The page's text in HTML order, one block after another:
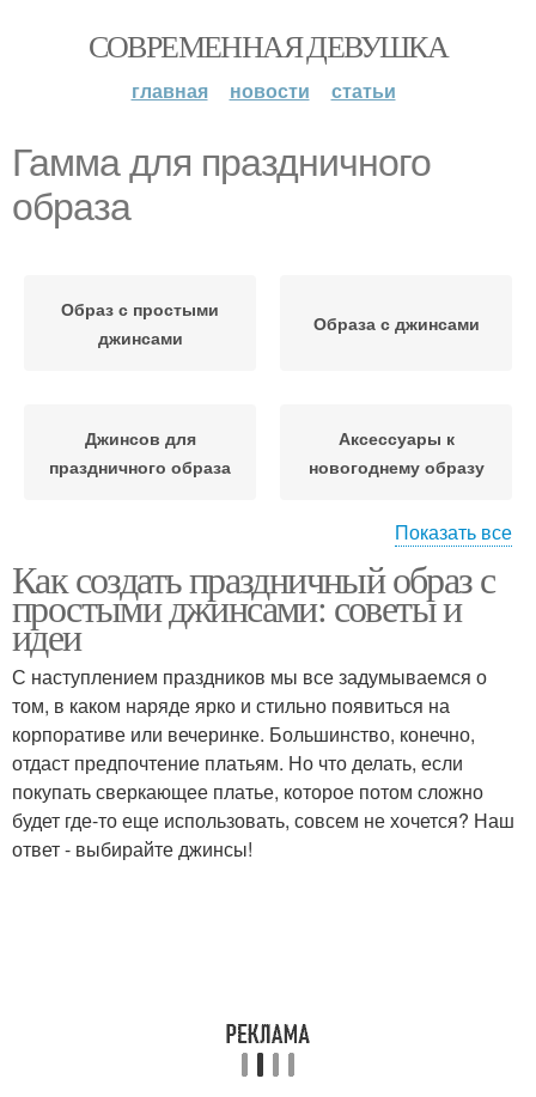
СОВРЕМЕННАЯ ДЕВУШКА
главная новости статьи
Гамма для праздничного
образа
Образ с простыми
джинсами
Образа с джинсами
Джинсов для
праздничного образа
Аксессуары к
новогоднему образу
Праздничный стиль
Показать все
Как создать праздничный образ с
простыми джинсами: советы и
идеи
С наступлением праздников мы все задумываемся о
том, в каком наряде ярко и стильно появиться на
корпоративе или вечеринке. Большинство, конечно,
отдаст предпочтение платьям. Но что делать, если
покупать сверкающее платье, которое потом сложно
будет где-то еще использовать, совсем не хочется? Наш
ответ - выбирайте джинсы!